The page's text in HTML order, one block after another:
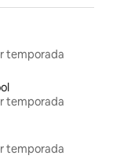
temporada
temporada
temporada